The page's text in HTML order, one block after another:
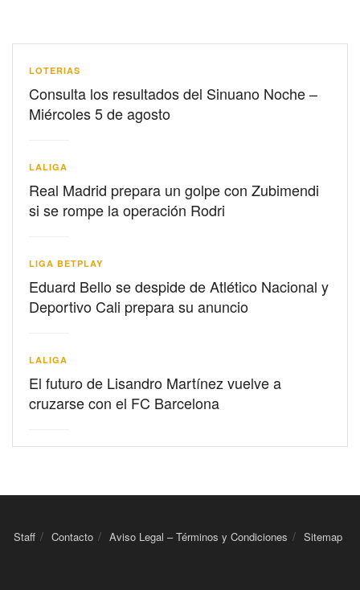
LOTERIAS
Consulta los resultados del Sinuano Noche –
Miércoles 5 de agosto
LALIGA
Real Madrid prepara un golpe con Zubimendi
si se rompe la operación Rodri
LIGA BETPLAY
Eduard Bello se despide de Atlético Nacional y
Deportivo Cali prepara su anuncio
LALIGA
El futuro de Lisandro Martínez vuelve a
cruzarse con el FC Barcelona
Staff Contacto Aviso Legal – Términos y Condiciones Sitemap